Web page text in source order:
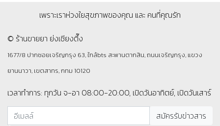
เพราะเราห่วงใยสุขภาพของคุณ และ คนที่คุณรัก
© ร้านขายยา ย่งเชียงตึ๊ง
1677/8 ปากซอยเจริญกรุง 63, ใกล้bts สะพานตากสิน, ถนนเจริญกรุง, แขวง
ยานนาวา, เขตสาทร, กทม 10120
เวลาทำการ: ทุกวัน จ-อา 08:00-20:00, เปิดวันอาทิตย์, เปิดวันเสาร์